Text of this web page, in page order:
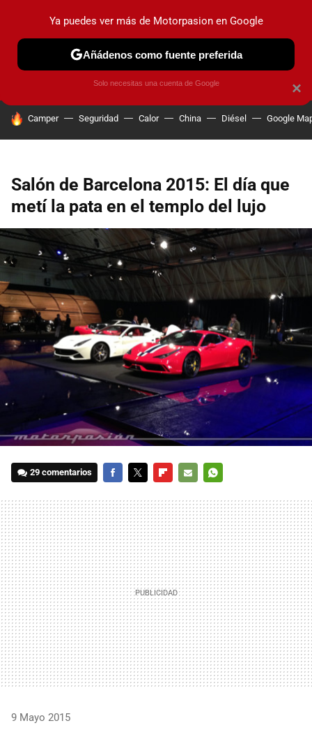
PRUEBAS COCHES ELÉCTRICOS OBSERVATORIO
HOY SE HABLA DE
Camper Seguridad Calor China Diésel Google
Salón de Barcelona 2015: El día que
metí la pata en el templo del lujo
29 comentarios
MAIL
9 Mayo 2015
×
Ya puedes ver más de Motorpasion en Google
Añádenos como fuente preferida
Solo necesitas una cuenta de Google